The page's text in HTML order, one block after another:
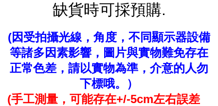
缺貨時可採預購.
(因受拍攝光線，角度，不同顯示器設備
等諸多因素影響，圖片與實物難免存在
正常色差，請以實物為準，介意的人勿
下標哦。）
(手工測量，可能存在+/-5cm左右誤差